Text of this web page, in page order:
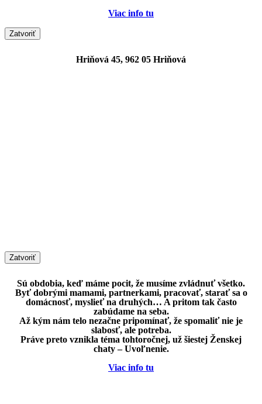
Viac info tu
Zatvoriť
Hriňová 45, 962 05 Hriňová
Zatvoriť
Sú obdobia, keď máme pocit, že musíme zvládnuť všetko.
Byť dobrými mamami, partnerkami, pracovať, starať sa o
domácnosť, myslieť na druhých… A pritom tak často
zabúdame na seba.
Až kým nám telo nezačne pripomínať, že spomaliť nie je
slabosť, ale potreba.
Práve preto vznikla téma tohtoročnej, už šiestej Ženskej
chaty – Uvoľnenie.
Viac info tu